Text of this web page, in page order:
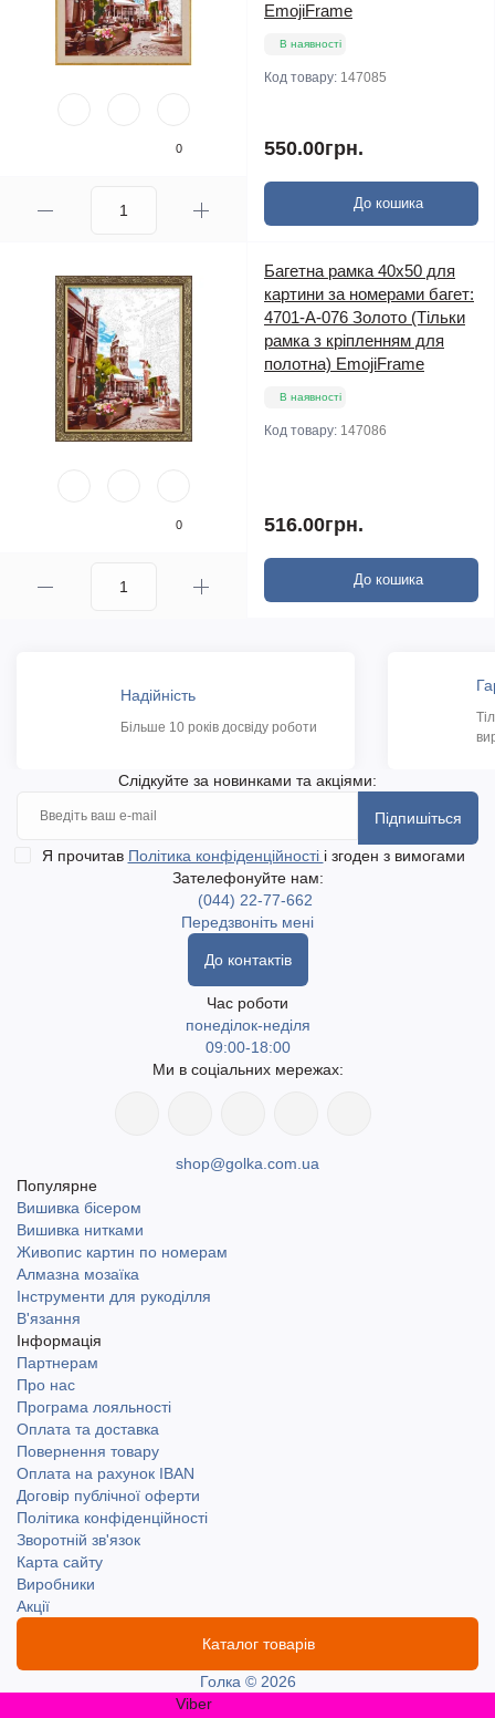
0
EmojiFrame
В наявності
Код товару: 147085
550.00грн.
До кошика
0
Багетна рамка 40х50 для
картини за номерами багет:
4701-A-076 Золото (Тільки
рамка з кріпленням для
полотна) EmojiFrame
В наявності
Код товару: 147086
516.00грн.
До кошика
Надійність
Більше 10 років досвіду роботи
Слідкуйте за новинками та акціями:
Підпишіться
Я прочитав Політика конфіденційності і згоден з вимогами
Зателефонуйте нам:
(044) 22-77-662
Передзвоніть мені
До контактів
Час роботи
понеділок-неділя
09:00-18:00
Ми в соціальних мережах:
shop@golka.com.ua
Популярне
Вишивка бісером
Вишивка нитками
Живопис картин по номерам
Алмазна мозаїка
Інструменти для рукоділля
В'язання
Інформація
Партнерам
Про нас
Програма лояльності
Оплата та доставка
Повернення товару
Оплата на рахунок IBAN
Договір публічної оферти
Політика конфіденційності
Зворотній зв'язок
Карта сайту
Виробники
Акції
Каталог товарів
Голка © 2026
Viber